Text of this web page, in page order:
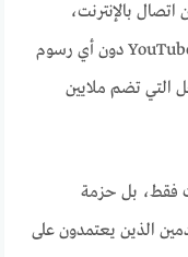
بالإنترنت،
ويشمل كذلك اشتراك YouTube Music Premium دون أي رسوم
التي تضم ملايين
فقط، بل حزمة
الذين يعتمدون على